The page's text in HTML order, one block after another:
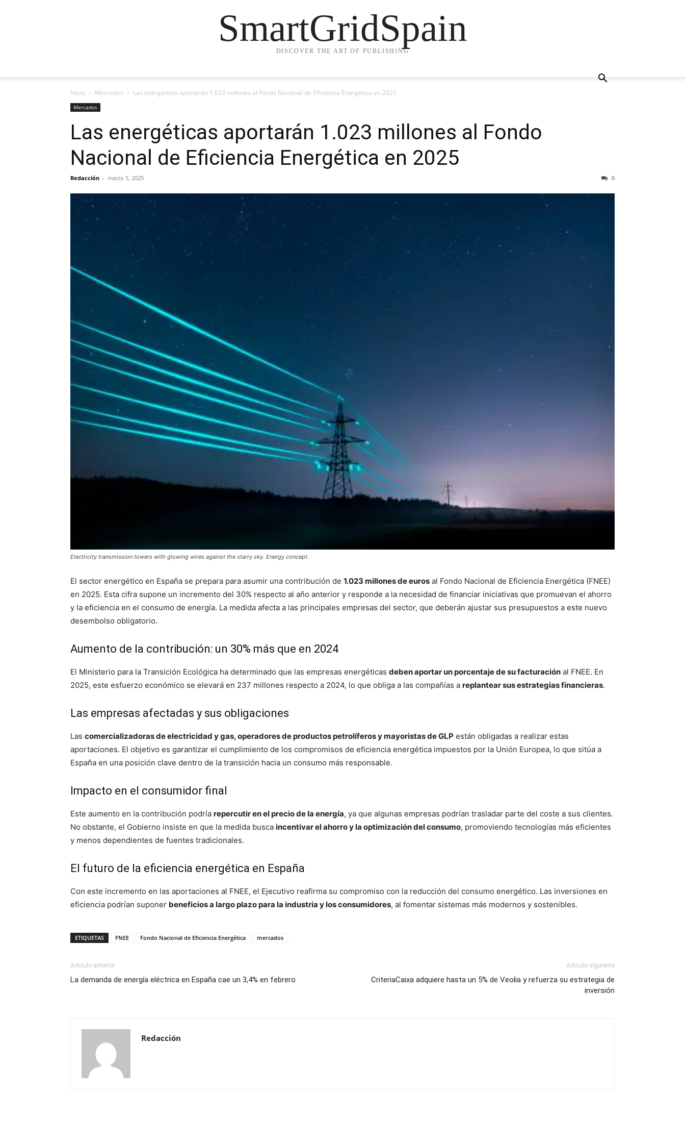
SmartGridSpain
DISCOVER THE ART OF PUBLISHING
Inicio Mercados Las energéticas aportarán 1.023 millones al Fondo Nacional de Eficiencia Energética en 2025
Mercados
Las energéticas aportarán 1.023 millones al Fondo
Nacional de Eficiencia Energética en 2025
Redacción - marzo 5, 2025 0
Electricity transmission towers with glowing wires against the starry sky. Energy concept.
El sector energético en España se prepara para asumir una contribución de 1.023 millones de euros al Fondo Nacional de Eficiencia Energética (FNEE)
en 2025. Esta cifra supone un incremento del 30% respecto al año anterior y responde a la necesidad de financiar iniciativas que promuevan el ahorro
y la eficiencia en el consumo de energía. La medida afecta a las principales empresas del sector, que deberán ajustar sus presupuestos a este nuevo
desembolso obligatorio.
Aumento de la contribución: un 30% más que en 2024
El Ministerio para la Transición Ecológica ha determinado que las empresas energéticas deben aportar un porcentaje de su facturación al FNEE. En
2025, este esfuerzo económico se elevará en 237 millones respecto a 2024, lo que obliga a las compañías a replantear sus estrategias financieras.
Las empresas afectadas y sus obligaciones
Las comercializadoras de electricidad y gas, operadores de productos petrolíferos y mayoristas de GLP están obligadas a realizar estas
aportaciones. El objetivo es garantizar el cumplimiento de los compromisos de eficiencia energética impuestos por la Unión Europea, lo que sitúa a
España en una posición clave dentro de la transición hacia un consumo más responsable.
Impacto en el consumidor final
Este aumento en la contribución podría repercutir en el precio de la energía, ya que algunas empresas podrían trasladar parte del coste a sus clientes.
No obstante, el Gobierno insiste en que la medida busca incentivar el ahorro y la optimización del consumo, promoviendo tecnologías más eficientes
y menos dependientes de fuentes tradicionales.
El futuro de la eficiencia energética en España
Con este incremento en las aportaciones al FNEE, el Ejecutivo reafirma su compromiso con la reducción del consumo energético. Las inversiones en
eficiencia podrían suponer beneficios a largo plazo para la industria y los consumidores, al fomentar sistemas más modernos y sostenibles.
ETIQUETAS FNEE Fondo Nacional de Eficiencia Energética mercados
Artículo anterior
La demanda de energía eléctrica en España cae un 3,4% en febrero
Artículo siguiente
CriteriaCaixa adquiere hasta un 5% de Veolia y refuerza su estrategia de
inversión
Redacción